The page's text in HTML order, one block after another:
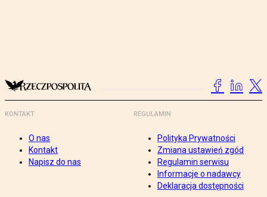
KONTAKT
O nas
Kontakt
Napisz do nas
REGULAMIN
Polityka Prywatności
Zmiana ustawień zgód
Regulamin serwisu
Informacje o nadawcy
Deklaracja dostępności